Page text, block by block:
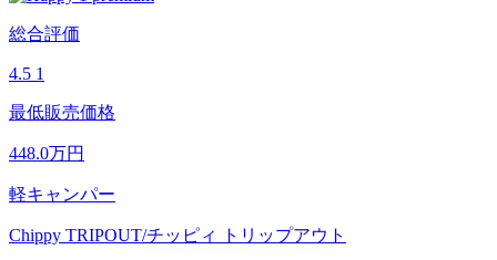
総合評価
4.5 1
最低販売価格
448.0万円
軽キャンパー
Chippy TRIPOUT/チッピィ トリップアウト